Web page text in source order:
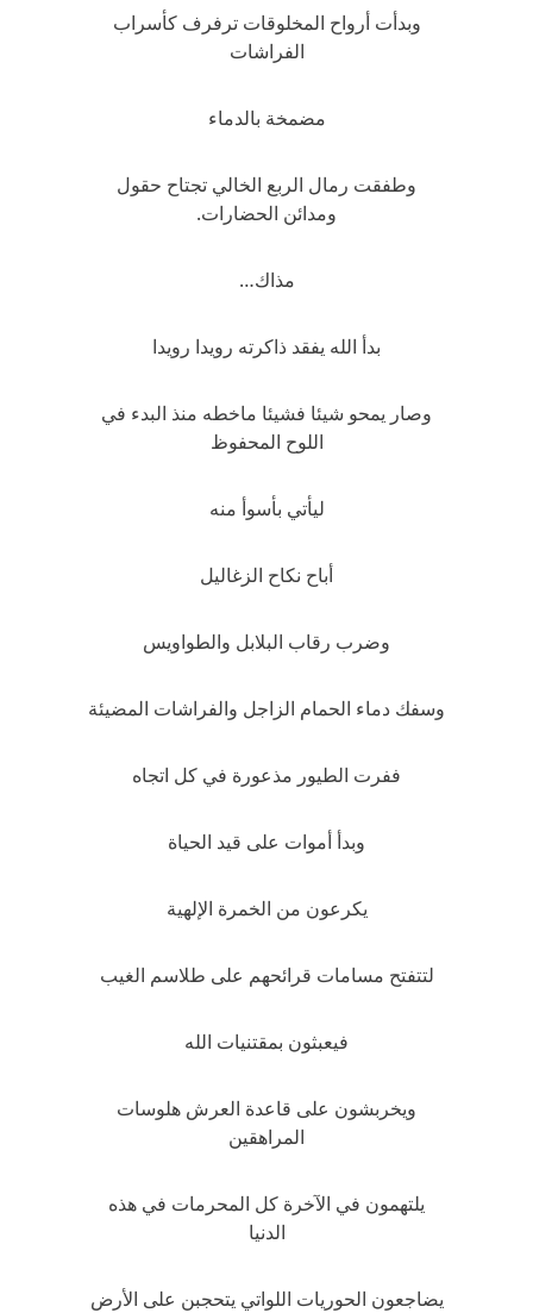
وبدأت أرواح المخلوقات ترفرف كأسراب
الفراشات
مضمخة بالدماء
وطفقت رمال الربع الخالي تجتاح حقول
ومدائن الحضارات.
مذاك…
بدأ الله يفقد ذاكرته رويدا رويدا
وصار يمحو شيئا فشيئا ماخطه منذ البدء في
اللوح المحفوظ
ليأتي بأسوأ منه
أباح نكاح الزغاليل
وضرب رقاب البلابل والطواويس
وسفك دماء الحمام الزاجل والفراشات المضيئة
ففرت الطيور مذعورة في كل اتجاه
وبدأ أموات على قيد الحياة
يكرعون من الخمرة الإلهية
لتتفتح مسامات قرائحهم على طلاسم الغيب
فيعبثون بمقتنيات الله
ويخربشون على قاعدة العرش هلوسات
المراهقين
يلتهمون في الآخرة كل المحرمات في هذه
الدنيا
يضاجعون الحوريات اللواتي يتحجبن على الأرض